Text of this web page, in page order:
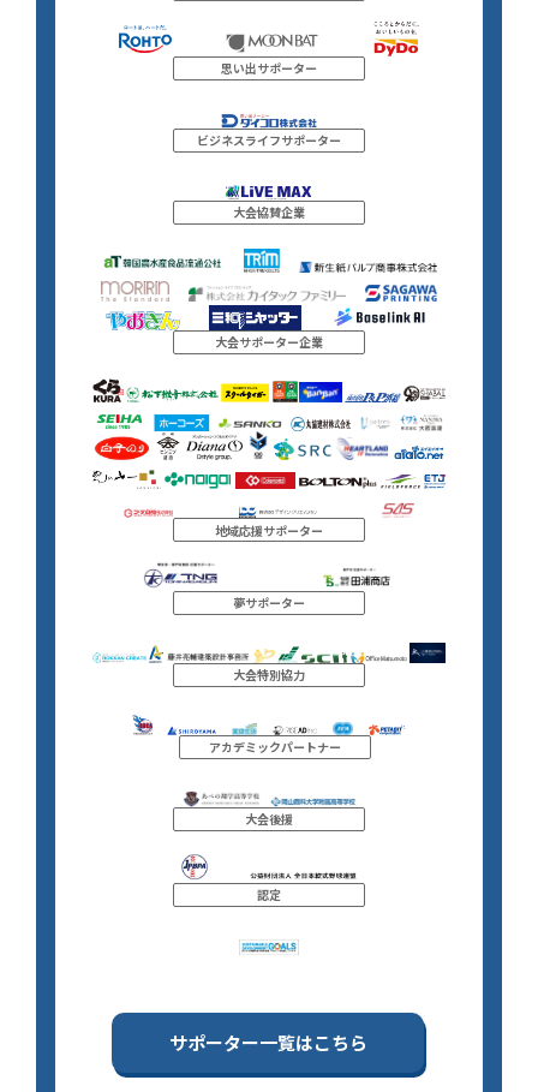
思い出サポーター
ビジネスライフサポーター
大会協賛企業
大会サポーター企業
地域応援サポーター
夢サポーター
大会特別協力
アカデミックパートナー
大会後援
認定
サポーター一覧はこちら